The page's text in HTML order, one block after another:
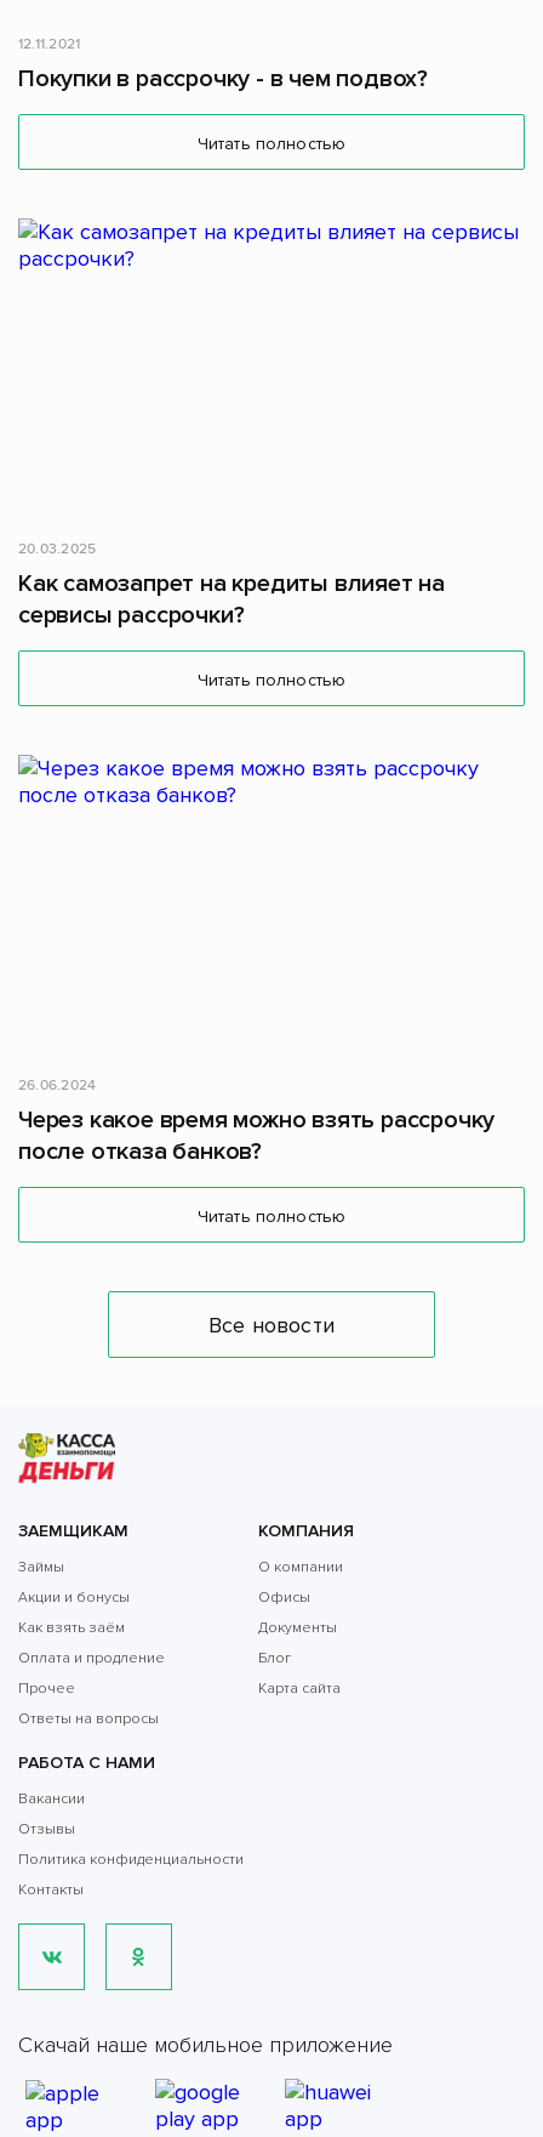
12.11.2021
Покупки в рассрочку - в чем подвох?
Читать полностью
20.03.2025
Как самозапрет на кредиты влияет на
сервисы рассрочки?
Читать полностью
26.06.2024
Через какое время можно взять рассрочку
после отказа банков?
Читать полностью
Все новости
ЗАЕМЩИКАМ
Займы
Акции и бонусы
Как взять заём
Оплата и продление
Прочее
Ответы на вопросы
КОМПАНИЯ
О компании
Офисы
Документы
Блог
Карта сайта
РАБОТА С НАМИ
Вакансии
Отзывы
Политика конфиденциальности
Контакты
Скачай наше мобильное приложение